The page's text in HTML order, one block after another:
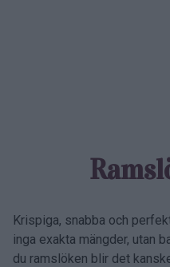
Krispiga, snabba och
inga exakta mängder, utan
du ramslöken blir det